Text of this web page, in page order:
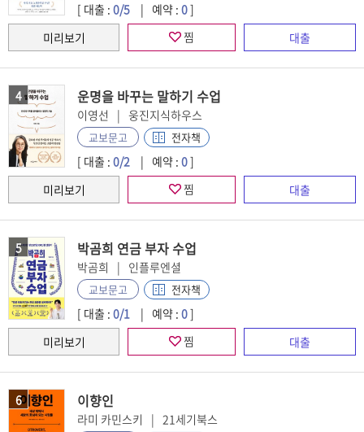
[ 대출 : 0/5 예약 : 0]
찜
4 운명을 바꾸는 말하기 수업
이영선 웅진지식하우스
교보문고 전자책
[ 대출 : 0/2 예약 : 0]
찜
5 박곰희 연금 부자 수업
박곰희 인플루엔셜
교보문고 전자책
[ 대출 : 0/1 예약 : 0]
찜
6 이향인
라미 카민스키 21세기북스